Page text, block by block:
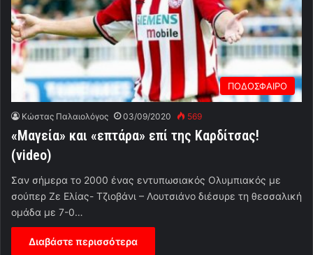
ΠΟΔΟΣΦΑΙΡΟ
Κώστας Παλαιολόγος 03/09/2020 569
«Μαγεία» και «επτάρα» επί της Καρδίτσας!
(video)
Σαν σήμερα το 2000 ένας εντυπωσιακός Ολυμπιακός με
σούπερ Ζε Ελίας- Τζιοβάνι – Λουτσιάνο διέσυρε τη θεσσαλική
ομάδα με 7-0…
Διαβάστε περισσότερα